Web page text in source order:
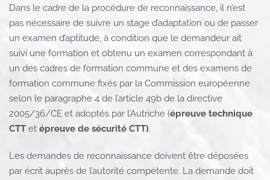
Dans le cadre de la procédure de reconnaissance, il n’est
pas nécessaire de suivre un stage d’adaptation ou de passer
un examen d’aptitude, à condition que le demandeur ait
suivi une formation et obtenu un examen correspondant à
un des cadres de formation commune et des examens de
formation commune fixés par la Commission européenne
selon le paragraphe 4 de l’article 49b de la directive
2005/36/CE et adoptés par l’Autriche (épreuve technique
CTT et épreuve de sécurité CTT).
Les demandes de reconnaissance doivent être déposées
par écrit auprès de l’autorité compétente. La demande doit